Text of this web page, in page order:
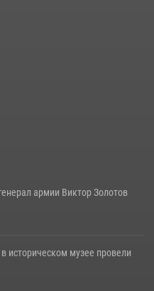
охране
во время футбольного
армии Виктор Золотов
историческом музее провели